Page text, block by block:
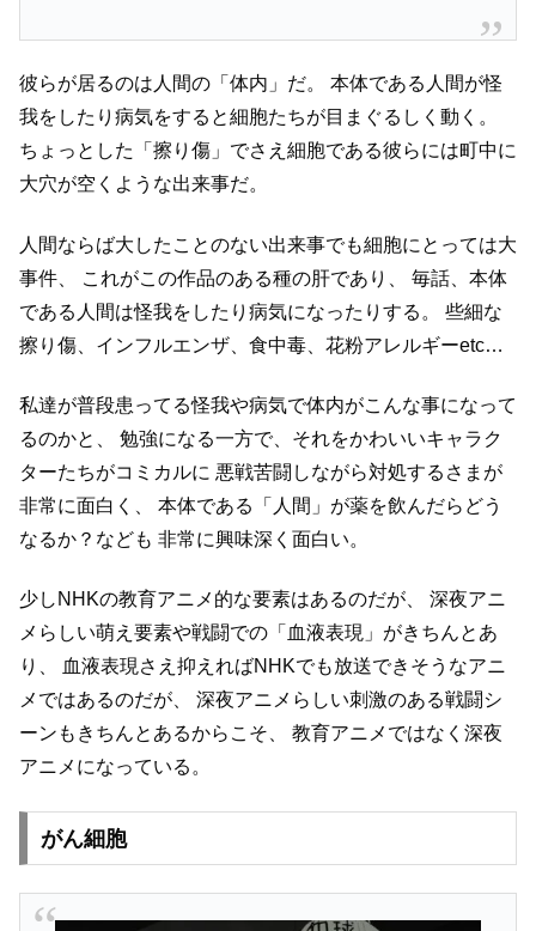
彼らが居るのは人間の「体内」だ。
本体である人間が怪
我をしたり病気をすると細胞たちが目まぐるしく動く。
ちょっとした「擦り傷」でさえ細胞である彼らには町中に
大穴が空くような出来事だ。
人間ならば大したことのない出来事でも細胞にとっては大
事件、
これがこの作品のある種の肝であり、
毎話、本体
である人間は怪我をしたり病気になったりする。
些細な
擦り傷、インフルエンザ、食中毒、花粉アレルギーetc…
私達が普段患ってる怪我や病気で体内がこんな事になって
るのかと、
勉強になる一方で、それをかわいいキャラク
ターたちがコミカルに 悪戦苦闘しながら対処するさまが
非常に面白く、
本体である「人間」が薬を飲んだらどう
なるか？なども 非常に興味深く面白い。
少しNHKの教育アニメ的な要素はあるのだが、
深夜アニ
メらしい萌え要素や戦闘での「血液表現」がきちんとあ
り、
血液表現さえ抑えればNHKでも放送できそうなアニ
メではあるのだが、
深夜アニメらしい刺激のある戦闘シ
ーンもきちんとあるからこそ、
教育アニメではなく深夜
アニメになっている。
がん細胞